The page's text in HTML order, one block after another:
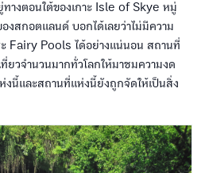
ทางตอนใต้ของเกาะ Isle of Skye หมู่
งสกอตแลนด์ บอกได้เลยว่าไม่มีความ
ะ Fairy Pools ได้อย่างแน่นอน สถานที่
ยวจำนวนมากทั่วโลกให้มาชมความงด
งนี้และสถานที่แห่งนี้ยังถูกจัดให้เป็นสิ่ง